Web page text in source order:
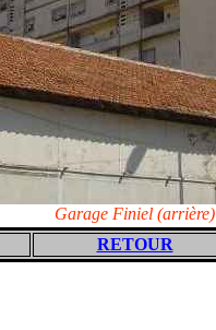
Garage Finiel (arrière)
RETOUR